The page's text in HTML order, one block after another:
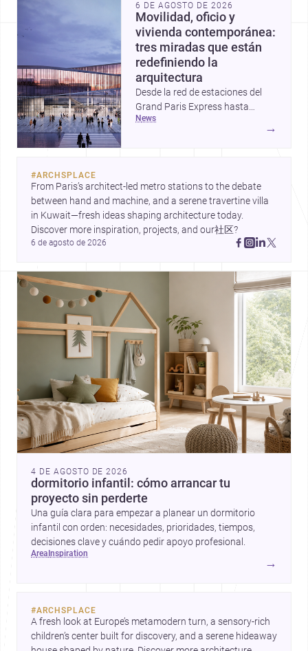
6 DE AGOSTO DE 2026
Movilidad, oficio y
vivienda contemporánea:
tres miradas que están
redefiniendo la
arquitectura
Desde la red de estaciones del
Grand Paris Express hasta
proyectos que celebran la huella
arquitectura hoy conecta
infraestructura, materialidad y
vida cotidiana. Tres enfoques
distintos, unidos por una misma
pregunta: cómo diseñar espacios
news
→
#ARCHSPLACE
From Paris’s architect-led metro stations to the debate
between hand and machine, and a serene travertine villa
in Kuwait—fresh ideas shaping architecture today.
Discover more inspiration, projects, and our社区?
6 de agosto de 2026
4 DE AGOSTO DE 2026
dormitorio infantil: cómo arrancar tu
proyecto sin perderte
Una guía clara para empezar a planear un dormitorio
infantil con orden: necesidades, prioridades, tiempos,
decisiones clave y cuándo pedir apoyo profesional.
area inspiration
→
#ARCHSPLACE
A fresh look at Europe’s metamodern turn, a sensory-rich
children’s center built for discovery, and a serene hideaway